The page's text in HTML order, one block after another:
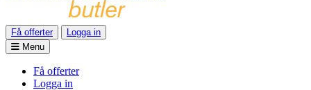
Få offerter
Logga in
Menu
Få offerter
Logga in